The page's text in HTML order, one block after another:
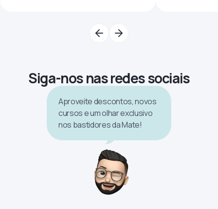
Siga-nos nas redes sociais
Aproveite descontos, novos
cursos e um olhar exclusivo
nos bastidores da Mate!